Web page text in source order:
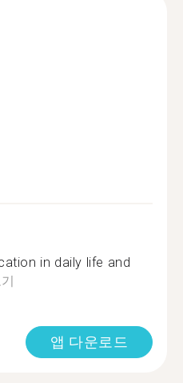
in daily life and
앱 다운로드